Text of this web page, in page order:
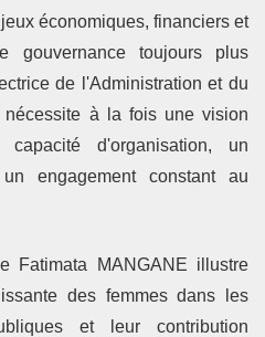
économiques, financiers et
gouvernance toujours plus
de l'Administration et du
nécessite à la fois une vision
d'organisation, un
engagement constant au
Fatimata MANGANE illustre
des femmes dans les
et leur contribution